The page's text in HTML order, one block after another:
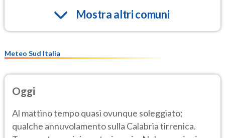
Mostra altri comuni
Meteo Sud Italia
Oggi
Al mattino tempo quasi ovunque soleggiato;
qualche annuvolamento sulla Calabria tirrenica.